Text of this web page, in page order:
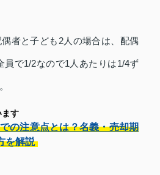
者と子ども2人の場合は、配偶
員で1/2なので1人あたりは1/4ず
す
の注意点とは？名義・売却期
を解説